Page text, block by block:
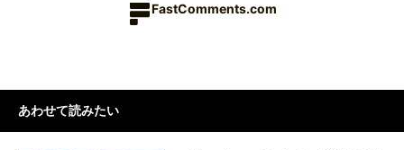
FastComments.com
あわせて読みたい